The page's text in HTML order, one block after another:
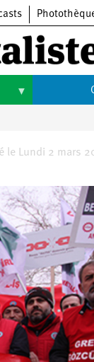
Arts
Livres
Musique
le Lundi 2 mars